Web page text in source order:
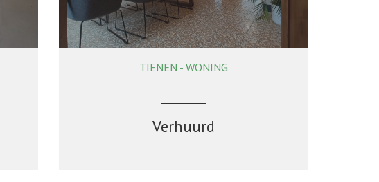
153 m² 2
TIENEN - WONING
Verhuurd